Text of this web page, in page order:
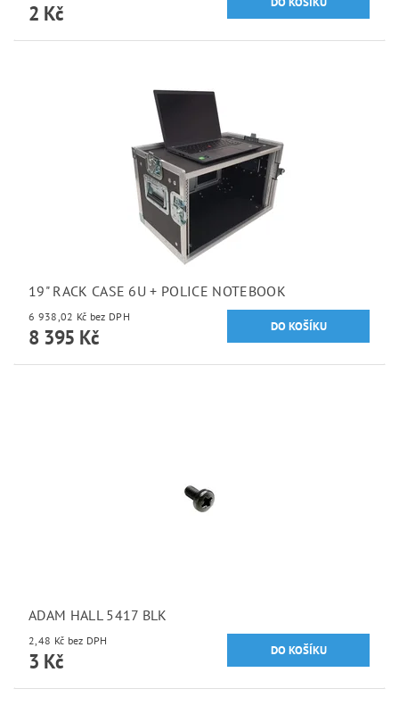
2 Kč
19" RACK CASE 6U + POLICE NOTEBOOK
6 938,02 Kč bez DPH
8 395 Kč
ADAM HALL 5417 BLK
2,48 Kč bez DPH
3 Kč